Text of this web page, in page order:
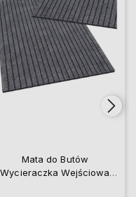
Wycieraczka Wejściowa
Mata do Butów Dywanik